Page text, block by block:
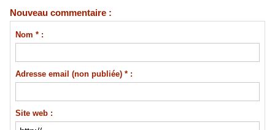
Nouveau commentaire :
Nom * :
Adresse email (non publiée) * :
Site web :